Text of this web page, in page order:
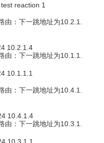
reaction 1
由：下一跳地址为10.2.1.
10.2.1.4
由：下一跳地址为10.1.1.
10.1.1.1
由：下一跳地址为10.4.1.
10.4.1.4
由：下一跳地址为10.3.1.
10.3.1.1